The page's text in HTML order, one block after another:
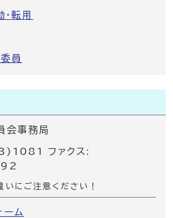
転用
員
会事務局
ファクス:
にご注意ください！
ーム